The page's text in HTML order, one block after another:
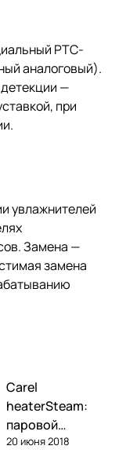
PTC-
аналоговый).
—
при
увлажнителей
Замена —
замена
Увлажнение
Carel
heaterSteam:
паровой
увлажнитель с
20 июня 2018